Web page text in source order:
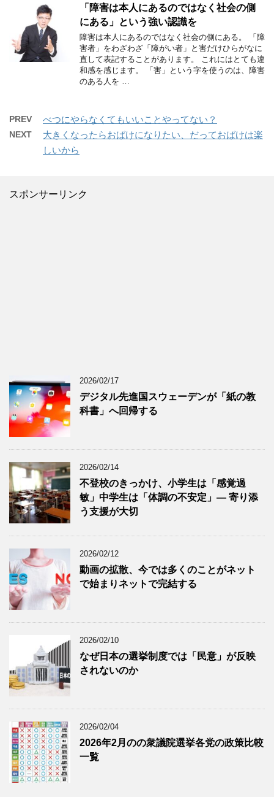
「障害は本人にあるのではなく社会の側
にある」という強い認識を
障害は本人にあるのではなく社会の側にある。 「障
害者」をわざわざ「障がい者」と害だけひらがなに
直して表記することがあります。 これにはとても違
和感を感じます。 「害」という字を使うのは、障害
のある人を …
PREV べつにやらなくてもいいことやってない？
NEXT
大きくなったらおばけになりたい、だっておばけは楽
しいから
スポンサーリンク
2026/02/17
デジタル先進国スウェーデンが「紙の教
科書」へ回帰する
2026/02/14
不登校のきっかけ、小学生は「感覚過
敏」中学生は「体調の不安定」― 寄り添
う支援が大切
2026/02/12
動画の拡散、今では多くのことがネット
で始まりネットで完結する
2026/02/10
なぜ日本の選挙制度では「民意」が反映
されないのか
2026/02/04
2026年2月のの衆議院選挙各党の政策比較
一覧